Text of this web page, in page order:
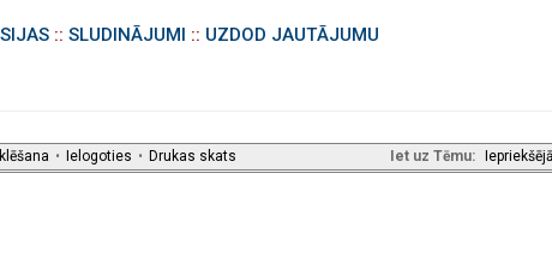
:: SLUDINĀJUMI :: UZDOD JAUTĀJUMU
Iet uz Tēmu: Iepriekšējā
• Ielogoties • Drukas skats